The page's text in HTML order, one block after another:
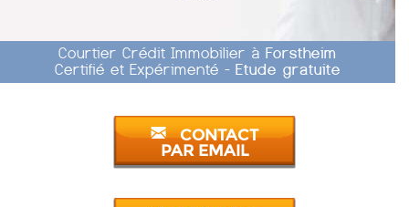
Courtier Crédit Immobilier à Forstheim
Certifié et Expérimenté - Etude gratuite
CONTACT
PAR EMAIL